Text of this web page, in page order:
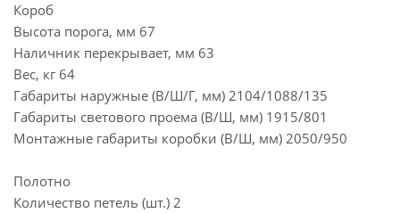
Короб
Высота порога, мм 67
Наличник перекрывает, мм 63
Вес, кг 64
Габариты наружные (В/Ш/Г, мм) 2104/1088/135
Габариты светового проема (В/Ш, мм) 1915/801
Монтажные габариты коробки (В/Ш, мм) 2050/950
Полотно
Количество петель (шт.) 2